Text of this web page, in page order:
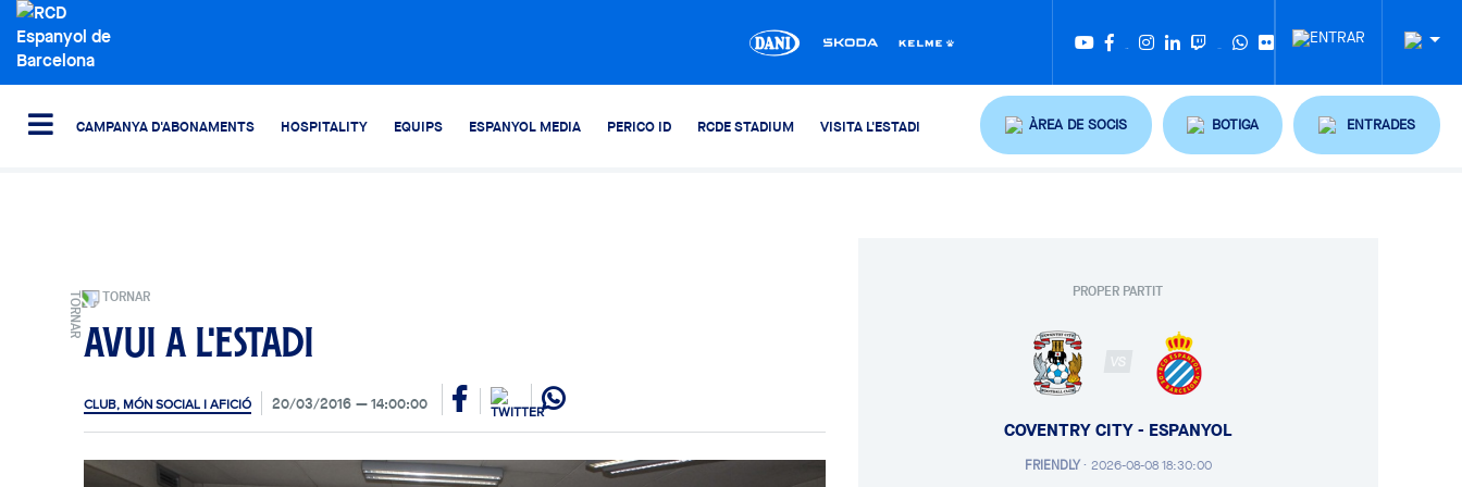
CAMPANYA D'ABONAMENTS HOSPITALITY EQUIPS ESPANYOL MEDIA PERICO ID RCDE STADIUM VISITA L'ESTADI ÀREA DE SOCIS BOTIGA ENTRADES
TORNAR
Avui a l'Estadi
CLUB, MÓN SOCIAL I AFICIÓ 20/03/2016 14:00:00
PROPER PARTIT
VS
COVENTRY CITY - ESPANYOL
FRIENDLY· 2026-08-08 18:30:00